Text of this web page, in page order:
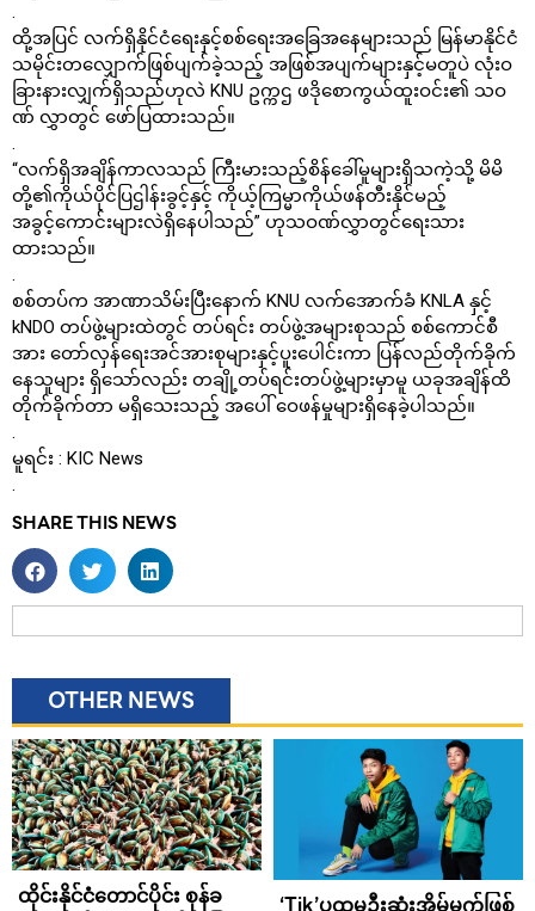
.
ထို့အပြင် လက်ရှိနိုင်ငံရေးနှင့်စစ်ရေးအခြေအနေများသည် မြန်မာနိုင်ငံ
သမိုင်းတလျှောက်ဖြစ်ပျက်ခဲ့သည့် အဖြစ်အပျက်များနှင့်မတူပဲ လုံးဝ
ခြားနားလျှက်ရှိသည်ဟုလဲ KNU ဥက္ကဌ ဖဒိုစောကွယ်ထူးဝင်း၏ သဝ
ဏ် လွှာတွင် ဖော်ပြထားသည်။
.
“လက်ရှိအချိန်ကာလသည် ကြီးမားသည့်စိန်ခေါ်မူများရှိသကဲ့သို့ မိမိ
တို့၏ကိုယ်ပိုင်ပြဌါန်းခွင့်နှင့် ကိုယ့်ကြမ္မာကိုယ်ဖန်တီးနိုင်မည့်
အခွင့်ကောင်းများလဲရှိနေပါသည်” ဟုသဝဏ်လွှာတွင်ရေးသား
ထားသည်။
.
စစ်တပ်က အာဏာသိမ်းပြီးနောက် KNU လက်အောက်ခံ KNLA နှင့်
kNDO တပ်ဖွဲ့များထဲတွင် တပ်ရင်း တပ်ဖွဲ့အများစုသည် စစ်ကောင်စီ
အား တော်လှန်ရေးအင်အားစုများနှင့်ပူးပေါင်းကာ ပြန်လည်တိုက်ခိုက်
နေသူများ ရှိသော်လည်း တချို့တပ်ရင်းတပ်ဖွဲ့များမှာမူ ယခုအချိန်ထိ
တိုက်ခိုက်တာ မရှိသေးသည့် အပေါ် ဝေဖန်မှုများရှိနေခဲ့ပါသည်။
.
မူရင်း : KIC News
.
SHARE THIS NEWS
OTHER NEWS
ထိုင်းနိုင်ငံတောင်ပိုင်း စုန်ခ